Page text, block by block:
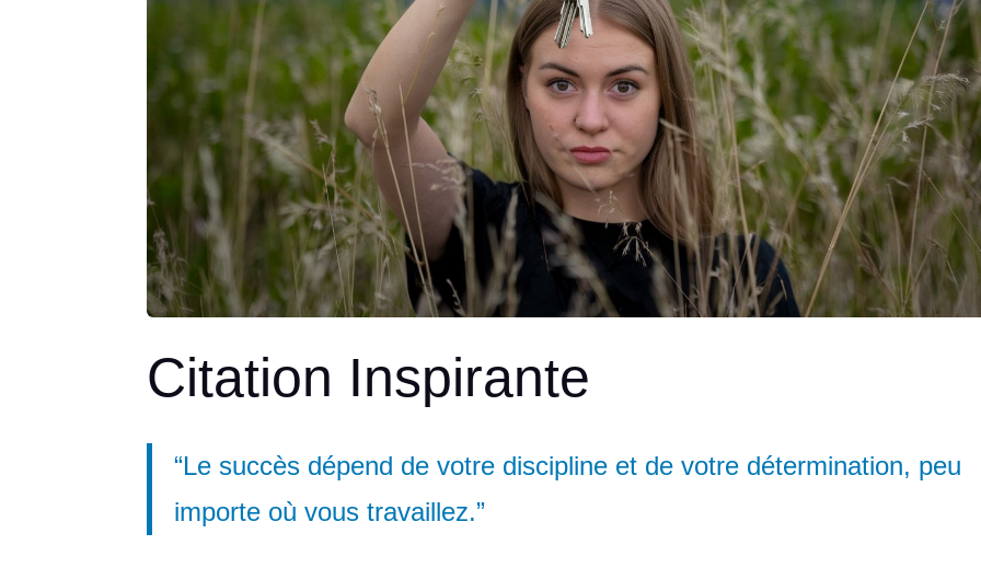
Citation Inspirante
“Le succès dépend de votre discipline et de votre détermination, peu
importe où vous travaillez.”